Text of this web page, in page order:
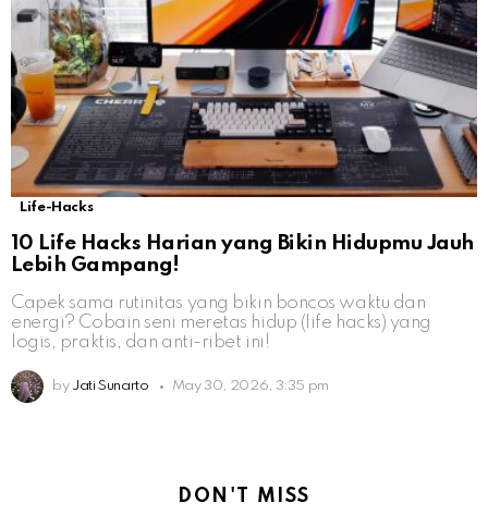
Life-Hacks
10 Life Hacks Harian yang Bikin Hidupmu Jauh
Lebih Gampang!
Capek sama rutinitas yang bikin boncos waktu dan
energi? Cobain seni meretas hidup (life hacks) yang
logis, praktis, dan anti-ribet ini!
by Jati Sunarto May 30, 2026, 3:35 pm
DON'T MISS